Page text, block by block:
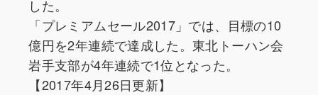
した。
「プレミアムセール2017」では、目標の10
億円を2年連続で達成した。東北トーハン会
岩手支部が4年連続で1位となった。
【2017年4月26日更新】